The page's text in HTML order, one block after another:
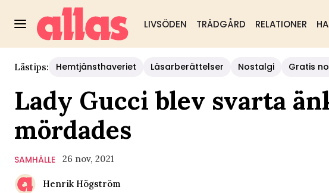
LIVSÖDEN TRÄDGÅRD RELATIONER
Lästips: Hemtjänsthaveriet Läsarberättelser Nostalgi Gratis
Lady Gucci blev svarta
mördades
SAMHÄLLE 26 nov, 2021
Henrik Högström